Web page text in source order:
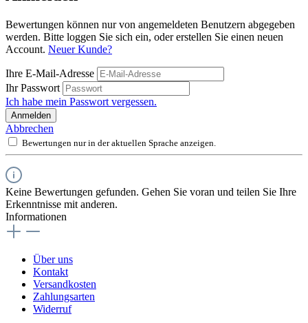
Bewertungen können nur von angemeldeten Benutzern abgegeben
werden. Bitte loggen Sie sich ein, oder erstellen Sie einen neuen
Account. Neuer Kunde?
Ihre E-Mail-Adresse
Ihr Passwort
Ich habe mein Passwort vergessen.
Anmelden
Abbrechen
Bewertungen nur in der aktuellen Sprache anzeigen.
Keine Bewertungen gefunden. Gehen Sie voran und teilen Sie Ihre
Erkenntnisse mit anderen.
Informationen
Über uns
Kontakt
Versandkosten
Zahlungsarten
Widerruf